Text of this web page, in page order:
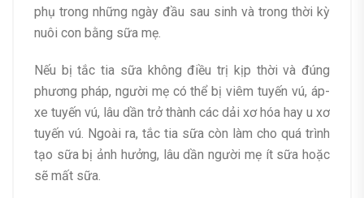
phụ trong những ngày đầu sau sinh và trong thời kỳ
nuôi con bằng sữa mẹ.
Nếu bị tắc tia sữa không điều trị kịp thời và đúng
phương pháp, người mẹ có thể bị viêm tuyến vú, áp-
xe tuyến vú, lâu dần trở thành các dải xơ hóa hay u xơ
tuyến vú. Ngoài ra, tắc tia sữa còn làm cho quá trình
tạo sữa bị ảnh hưởng, lâu dần người mẹ ít sữa hoặc
sẽ mất sữa.